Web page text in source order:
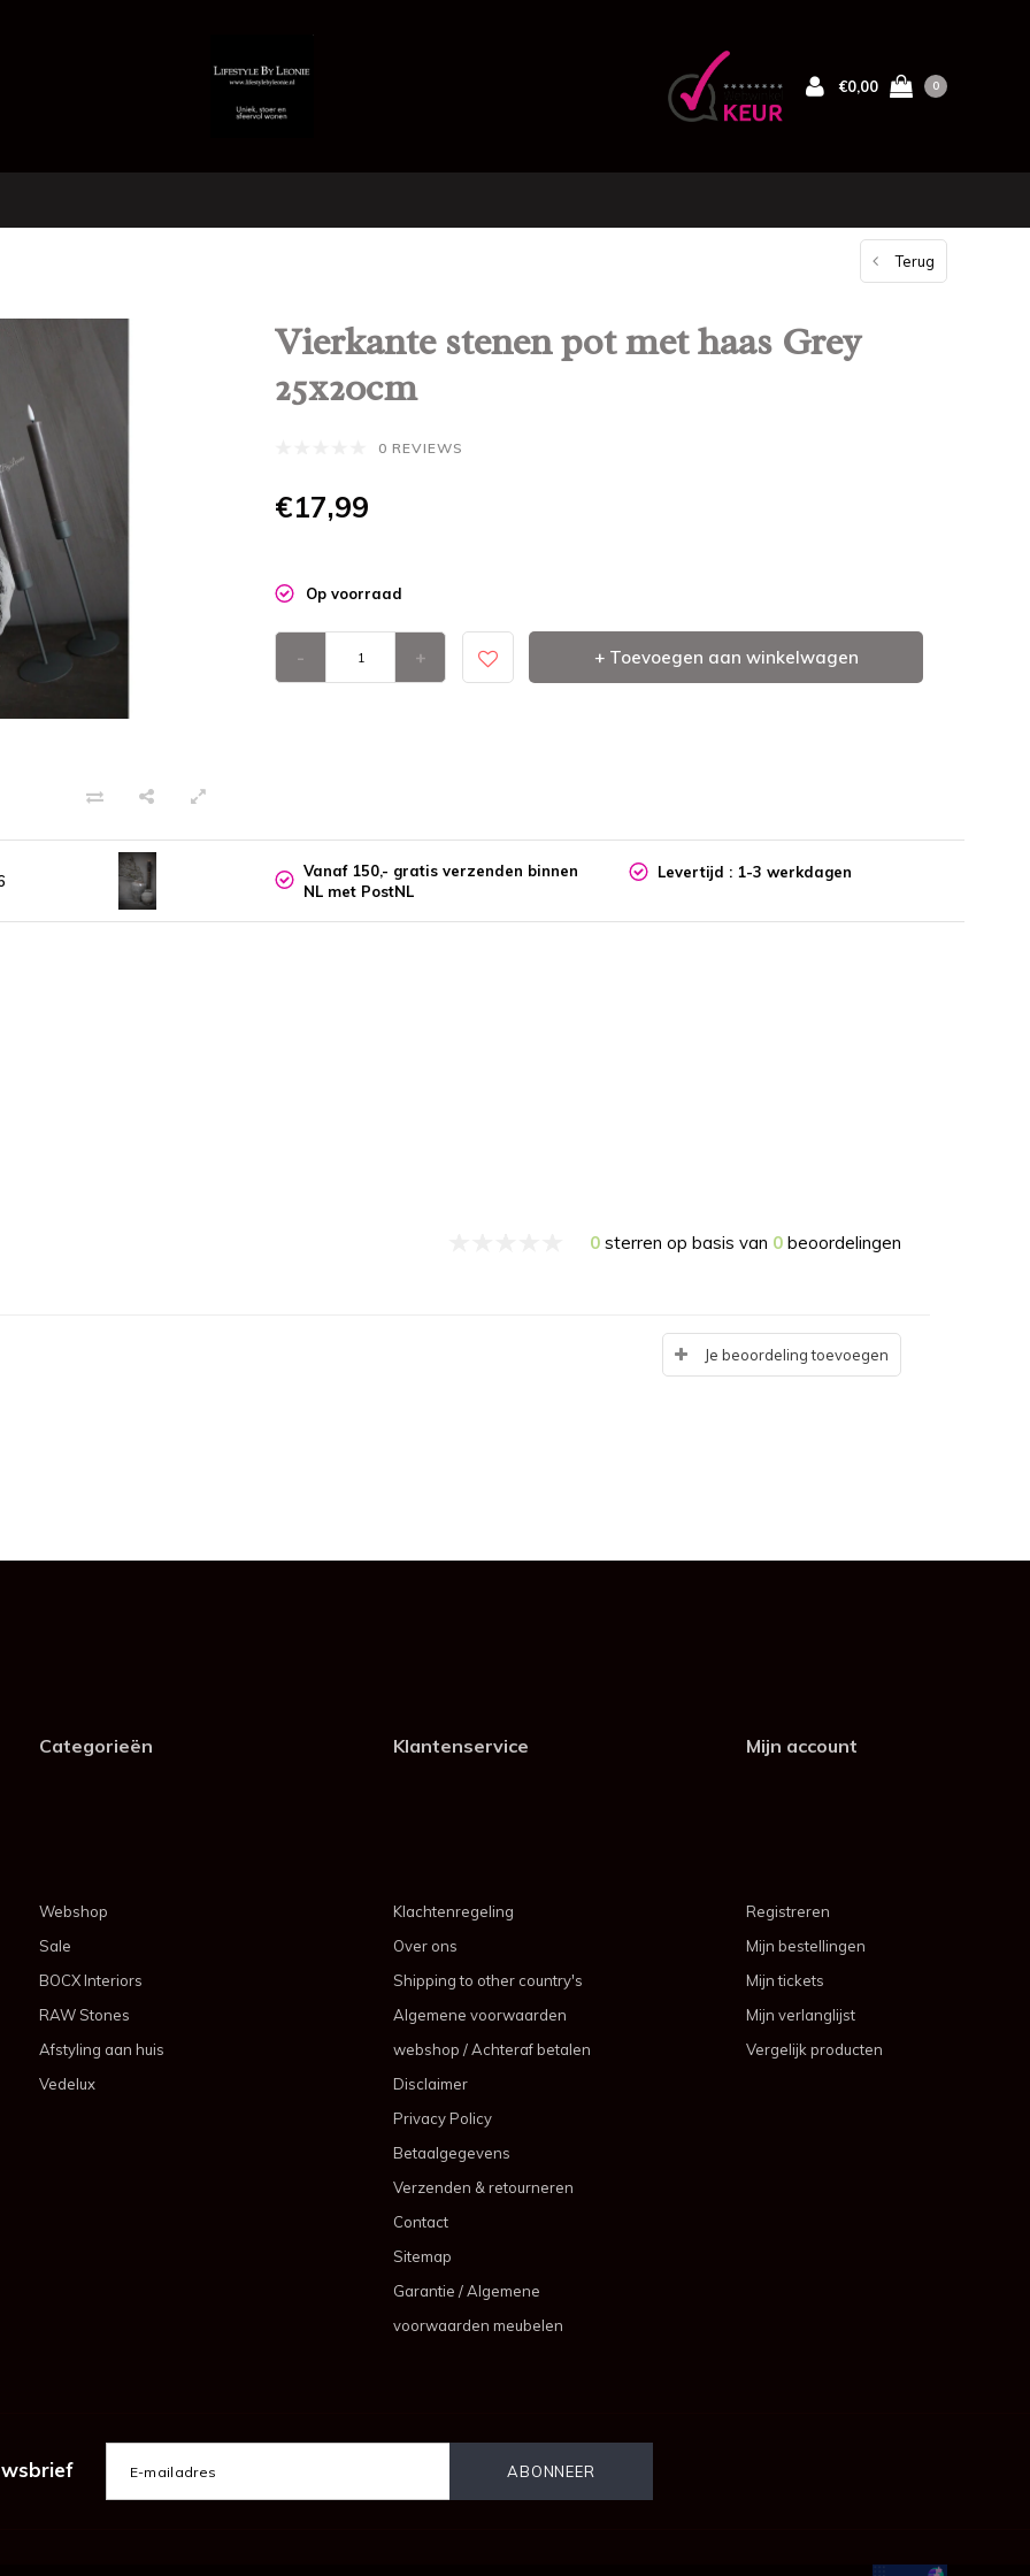
€0,00 0
Terug
Vierkante stenen pot met haas Grey
25x20cm
0 REVIEWS
€17,99
Op voorraad
- + + Toevoegen aan winkelwagen
Vanaf 150,- gratis verzenden binnen
NL met PostNL
Levertijd : 1-3 werkdagen
0 sterren op basis van 0 beoordelingen
Je beoordeling toevoegen
Categorieën
Webshop
Sale
BOCX Interiors
RAW Stones
Afstyling aan huis
Vedelux
Klantenservice
Klachtenregeling
Over ons
Shipping to other country's
Algemene voorwaarden
webshop / Achteraf betalen
Disclaimer
Privacy Policy
Betaalgegevens
Verzenden & retourneren
Contact
Sitemap
Garantie / Algemene
voorwaarden meubelen
Mijn account
Registreren
Mijn bestellingen
Mijn tickets
Mijn verlanglijst
Vergelijk producten